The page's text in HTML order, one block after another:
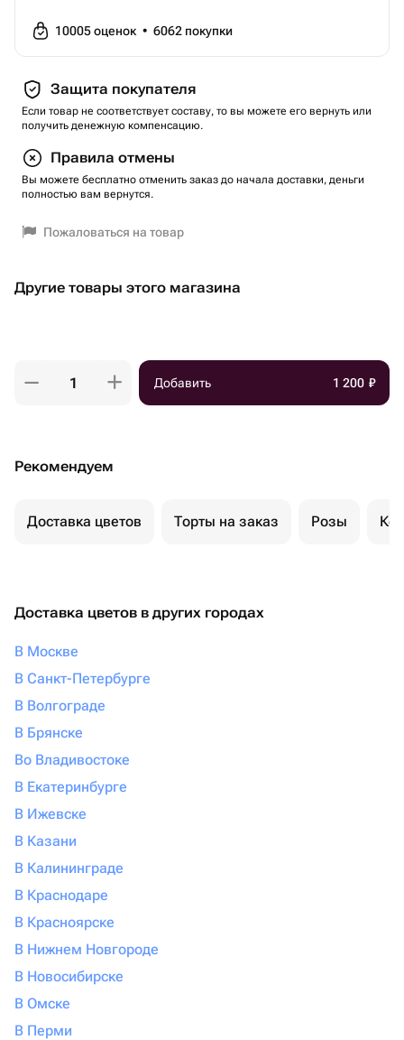
10005оценок • 6062 покупки
Защита покупателя
Если товар не соответствует составу, то вы можете его вернуть или
получить денежную компенсацию.
Правила отмены
Вы можете бесплатно отменить заказ до начала доставки, деньги
полностью вам вернутся.
Пожаловаться на товар
Другие товары этого магазина
Добавить 1 200 ₽
Рекомендуем
Доставка цветов Торты на заказ Розы
Доставка цветов в других городах
В Москве
В Санкт-Петербурге
В Волгограде
В Брянске
Во Владивостоке
В Екатеринбурге
В Ижевске
В Казани
В Калининграде
В Краснодаре
В Красноярске
В Нижнем Новгороде
В Новосибирске
В Омске
В Перми